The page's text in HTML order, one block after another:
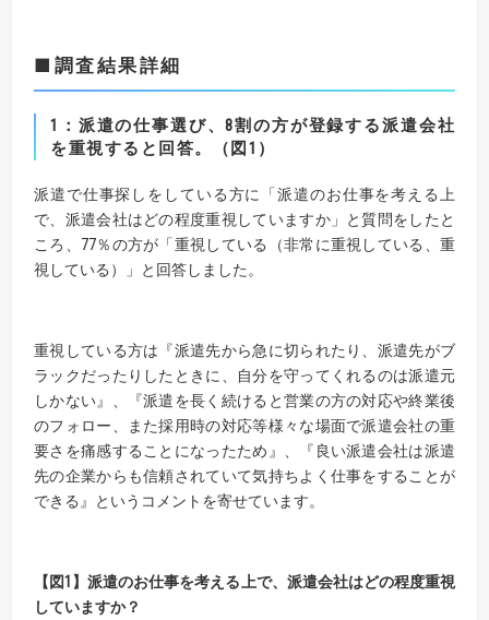
■調査結果詳細
1：派遣の仕事選び、8割の方が登録する派遣会社
を重視すると回答。（図1）
派遣で仕事探しをしている方に「派遣のお仕事を考える上
で、派遣会社はどの程度重視していますか」と質問をしたと
ころ、77％の方が「重視している（非常に重視している、重
視している）」と回答しました。
重視している方は『派遣先から急に切られたり、派遣先がブ
ラックだったりしたときに、自分を守ってくれるのは派遣元
しかない』、『派遣を長く続けると営業の方の対応や終業後
のフォロー、また採用時の対応等様々な場面で派遣会社の重
要さを痛感することになったため』、『良い派遣会社は派遣
先の企業からも信頼されていて気持ちよく仕事をすることが
できる』というコメントを寄せています。
【図1】派遣のお仕事を考える上で、派遣会社はどの程度重視
していますか？